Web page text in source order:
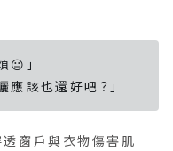
😐」
應該也還好吧？」
窗戶與衣物傷害肌